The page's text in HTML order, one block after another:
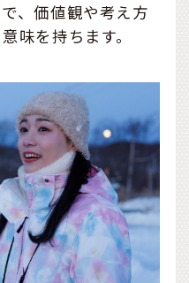
、価値観や考え方
味を持ちます。